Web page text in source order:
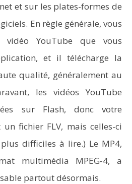
et sur les plates-formes de
En règle générale, vous
vidéo YouTube que vous
et il télécharge la
qualité, généralement au
les vidéos YouTube
sur Flash, donc votre
fichier FLV, mais celles-ci
difficiles à lire.) Le MP4,
multimédia MPEG-4, a
partout désormais.